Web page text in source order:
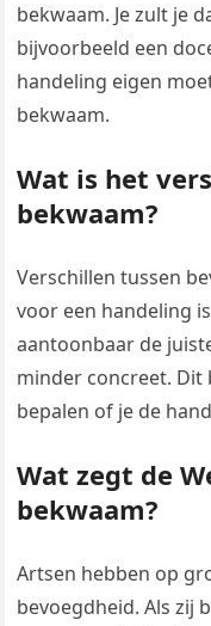
bekwaam. Je zult je
bijvoorbeeld een
handeling eigen
bekwaam.
Wat is het
bekwaam?
Verschillen tussen
voor een handeling
aantoonbaar de
minder concreet.
bepalen of je de
Wat zegt de
bekwaam?
Artsen hebben op
bevoegdheid. Als zij